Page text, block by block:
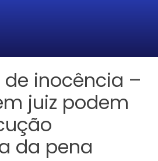
de inocência –
juiz podem
da pena